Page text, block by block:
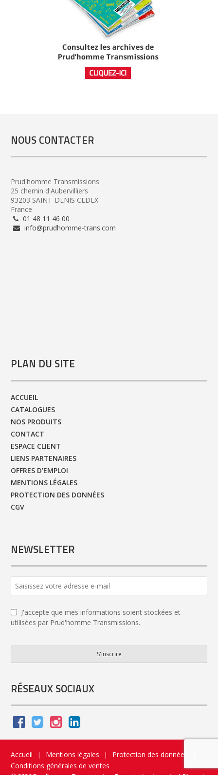
NOUS CONTACTER
Prud'homme Transmissions
25 chemin d'Aubervilliers
93203 SAINT-DENIS CEDEX
France
01 48 11 46 00
info@prudhomme-trans.com
PLAN DU SITE
ACCUEIL
CATALOGUES
NOS PRODUITS
CONTACT
ESPACE CLIENT
LIENS PARTENAIRES
OFFRES D’EMPLOI
MENTIONS LÉGALES
PROTECTION DES DONNÉES
CGV
NEWSLETTER
Email *
J'accepte que mes informations soient stockées et
utilisées par Prud'homme Transmissions.
S'inscrire
RÉSEAUX SOCIAUX
Accueil | Mentions légales | Protection des données
Conditions générales de ventes
© 2026 Prud’homme Transmission. Tous droits réservés|Flippad